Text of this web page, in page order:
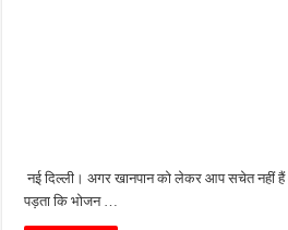
नई दिल्ली। अगर खानपान को लेकर आप सचेत नहीं
पड़ता कि भोजन …